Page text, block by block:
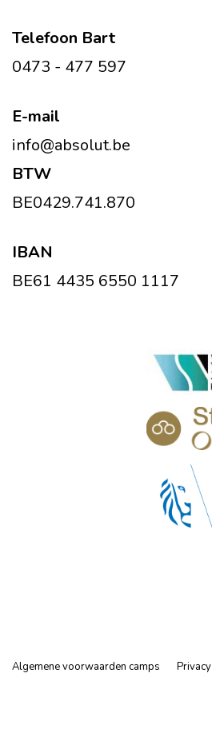
Telefoon Bart
0473 - 477 597
E-mail
info@absolut.be
BTW
BE0429.741.870
IBAN
BE61 4435 6550 1117
Algemene voorwaarden camps Privacy